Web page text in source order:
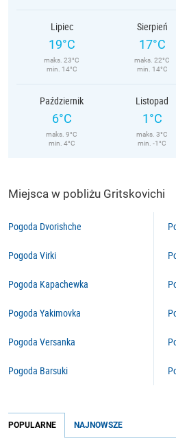
Lipiec
19°C
maks. 23°C
min. 14°C
Sierpień
17°C
maks. 22°C
min. 14°C
Październik
6°C
maks. 9°C
min. 4°C
Listopad
1°C
maks. 3°C
min. -1°C
Miejsca w pobliżu Gritskovichi
Pogoda Dvorishche
Pogoda Virki
Pogoda Kapachewka
Pogoda Yakimovka
Pogoda Versanka
Pogoda Barsuki
POPULARNE NAJNOWSZE